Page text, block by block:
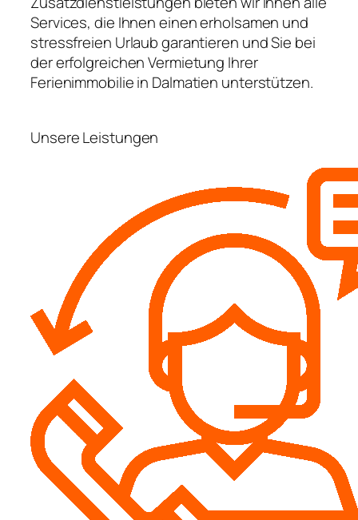
Services, die Ihnen einen erholsamen und
stressfreien Urlaub garantieren und Sie bei
der erfolgreichen Vermietung Ihrer
Ferienimmobilie in Dalmatien unterstützen.
Unsere Leistungen